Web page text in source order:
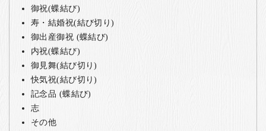
御祝(蝶結び)
寿・結婚祝(結び切り)
御出産御祝 (蝶結び)
内祝(蝶結び)
御見舞(結び切り)
快気祝(結び切り)
記念品 (蝶結び)
志
その他